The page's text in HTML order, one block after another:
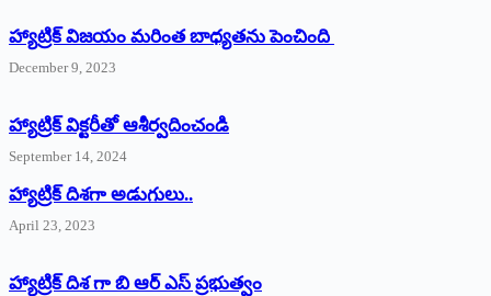
హ్యాట్రిక్ విజయం మరింత బాధ్యతను పెంచింది
December 9, 2023
హ్యాట్రిక్‌ ‌విక్టరీతో ఆశీర్వదించండి
September 14, 2024
‌హ్యాట్రిక్‌ ‌దిశగా అడుగులు..
April 23, 2023
హ్యాట్రిక్ దిశ గా బి ఆర్ ఎస్ ప్రభుత్వం